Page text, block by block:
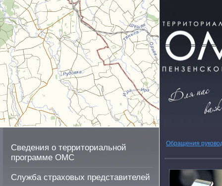
Сведения о территориальной
программе ОМС
Служба страховых представителей
Обращения